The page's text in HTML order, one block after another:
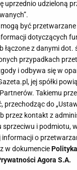
Kubicka,
PROMOCYJNY PR
na meczu Polska-
Agnieszka
PROMOCYJNY PR
uprzednio udzieloną
być
dotyczących
łączone z danymi dot.
przypadkach
i odbywa się w
jej spółki
Takiemu
przechodząc do
przez kontakt z
sprzeciwu i podmiotu,
informacji o
w dokumencie
Agora S.A.